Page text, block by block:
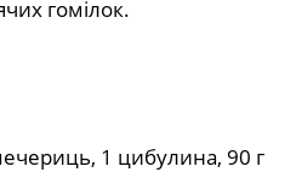
гомілок.
1 цибулина, 90 г